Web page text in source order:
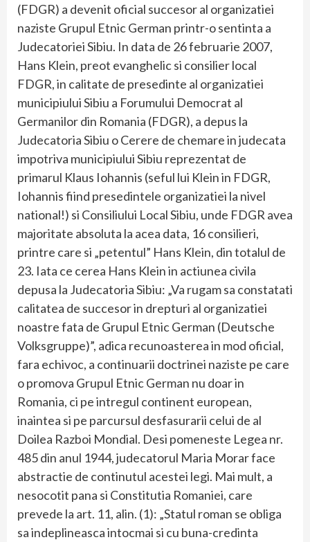
(FDGR) a devenit oficial succesor al organizatiei
naziste Grupul Etnic German printr-o sentinta a
Judecatoriei Sibiu. In data de 26 februarie 2007,
Hans Klein, preot evanghelic si consilier local
FDGR, in calitate de presedinte al organizatiei
municipiului Sibiu a Forumului Democrat al
Germanilor din Romania (FDGR), a depus la
Judecatoria Sibiu o Cerere de chemare in judecata
impotriva municipiului Sibiu reprezentat de
primarul Klaus Iohannis (seful lui Klein in FDGR,
Iohannis fiind presedintele organizatiei la nivel
national!) si Consiliului Local Sibiu, unde FDGR avea
majoritate absoluta la acea data, 16 consilieri,
printre care si „petentul” Hans Klein, din totalul de
23. Iata ce cerea Hans Klein in actiunea civila
depusa la Judecatoria Sibiu: „Va rugam sa constatati
calitatea de succesor in drepturi al organizatiei
noastre fata de Grupul Etnic German (Deutsche
Volksgruppe)”, adica recunoasterea in mod oficial,
fara echivoc, a continuarii doctrinei naziste pe care
o promova Grupul Etnic German nu doar in
Romania, ci pe intregul continent european,
inaintea si pe parcursul desfasurarii celui de al
Doilea Razboi Mondial. Desi pomeneste Legea nr.
485 din anul 1944, judecatorul Maria Morar face
abstractie de continutul acestei legi. Mai mult, a
nesocotit pana si Constitutia Romaniei, care
prevede la art. 11, alin. (1): „Statul roman se obliga
sa indeplineasca intocmai si cu buna-credinta